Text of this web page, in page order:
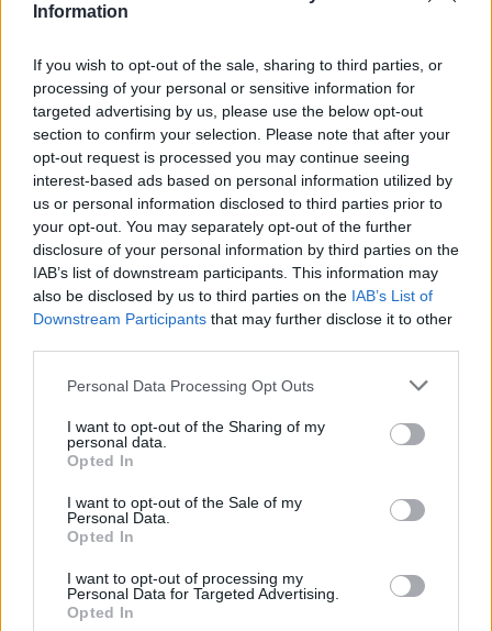
Information
If you wish to opt-out of the sale, sharing to third parties, or
processing of your personal or sensitive information for
targeted advertising by us, please use the below opt-out
section to confirm your selection. Please note that after your
opt-out request is processed you may continue seeing
interest-based ads based on personal information utilized by
us or personal information disclosed to third parties prior to
your opt-out. You may separately opt-out of the further
disclosure of your personal information by third parties on the
IAB’s list of downstream participants. This information may
also be disclosed by us to third parties on the IAB’s List of
Downstream Participants that may further disclose it to other
Personal Data Processing Opt Outs
I want to opt-out of the Sharing of my
personal data.
Opted In
I want to opt-out of the Sale of my
Personal Data.
Opted In
I want to opt-out of processing my
Personal Data for Targeted Advertising.
Opted In
κάποιους
Ιστορική στιγμή – Ρεκόρ μεταμοσχεύσεων το
2025 στην Ελλάδα
TAGS άσκηση Ψυχική Υγεία